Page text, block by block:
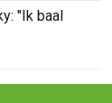
"Ik baal